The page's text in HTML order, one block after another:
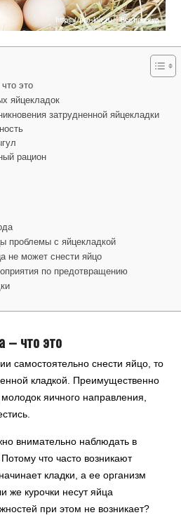
это
яйцекладок
затрудненной яйцекладки
рацион
проблемы с яйцекладкой
не может снести яйцо
по предотвращению
– что это
самостоятельно снести яйцо, то
кладкой. Преимущественно
яичного направления,
внимательно наблюдать в
что часто возникают
кладки, а ее организм
же курочки несут яйца
при этом не возникает?